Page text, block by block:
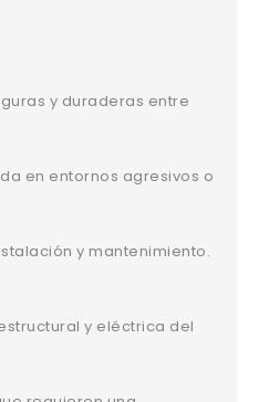
y duraderas entre
en entornos agresivos o
y mantenimiento.
y eléctrica del